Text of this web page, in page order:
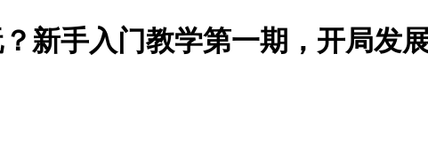
新手入门教学第一期，开局发